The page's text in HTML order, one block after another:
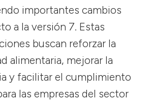
importantes cambios
a la versión 7. Estas
buscan reforzar la
alimentaria, mejorar la
y facilitar el cumplimiento
las empresas del sector